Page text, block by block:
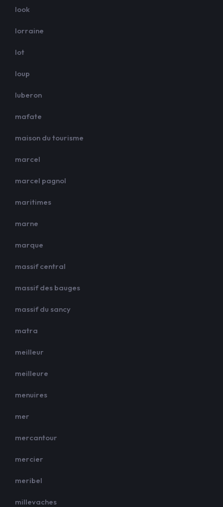
look
lorraine
lot
loup
luberon
mafate
maison du tourisme
marcel
marcel pagnol
maritimes
marne
marque
massif central
massif des bauges
massif du sancy
matra
meilleur
meilleure
menuires
mer
mercantour
mercier
meribel
millevaches